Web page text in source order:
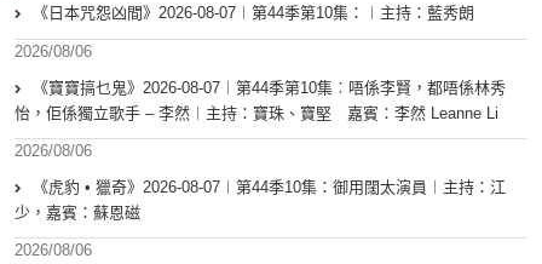
《日本咒怨凶間》2026-08-07︱第44季第10集：︱主持：藍秀朗
2026/08/06
《寶寶搞乜鬼》2026-08-07︱第44季第10集︰唔係李賢，都唔係林秀
怡，佢係獨立歌手 – 李然︱主持：寶珠、寶堅 嘉賓：李然 Leanne Li
2026/08/06
《虎豹 • 獵奇》2026-08-07︱第44季10集：御用闊太演員︱主持：江
少，嘉賓：蘇恩磁
2026/08/06